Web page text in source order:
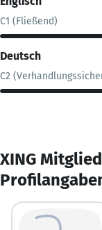
C1 (Fließend)
Deutsch
C2
XING